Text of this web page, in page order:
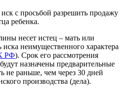
иск с просьбой разрешить продажу
ребенка.
несет истец – мать или
неимущественного характера
РФ). Срок его рассмотрения
назначены предварительные
не раньше, чем через 30 дней
производства (дела).